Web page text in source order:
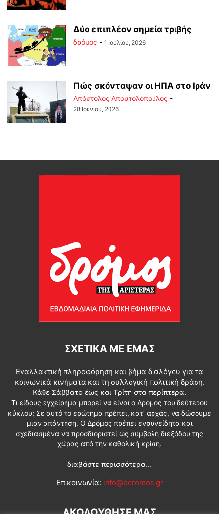
Δύο επιπλέον σημεία τριβής
δρόμος - 1 Ιουλίου, 2026
Πώς σκόνταψαν οι ΗΠΑ στο Ιράν
Απόστολος Αποστολόπουλος -
28 Ιουνίου, 2026
ΣΧΕΤΙΚΆ ΜΕ ΕΜΆΣ
Εναλλακτική πληροφόρηση και βήμα διαλόγου για τα
κοινωνικά κινήματα και τη συλλογική πολιτική δράση.
Κάθε Σάββατο έως και Τρίτη στα περίπτερα.
Τι είδους εγχείρημα μπορεί να είναι ο Δρόμος του δεύτερου
κύκλου; Σε αυτό το ερώτημα πρέπει, κατ’ αρχάς, να δώσουμε
μιαν απάντηση. Ο Δρόμος πρέπει ενσυνείδητα και
σχεδιασμένα να προσδιοριστεί ως συμβολή διεξόδου της
χώρας από την καθολική κρίση.
διαβάστε περισσότερα...
Επικοινωνία: info@edromos.gr
ΑΚΟΛΟΥΘΗΣΕ ΜΑΣ